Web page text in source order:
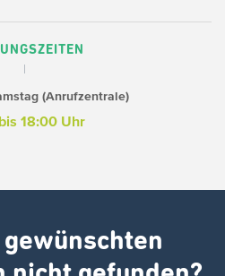
(Anrufzentrale)
18:00 Uhr